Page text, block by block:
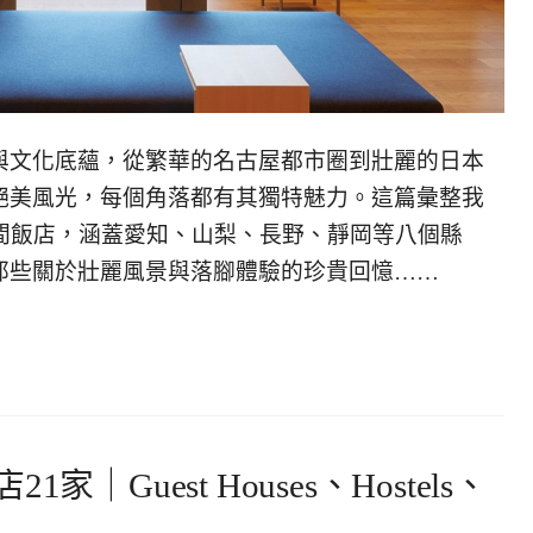
化底蘊，從繁華的名古屋都市圈到壯麗的日本
風光，每個角落都有其獨特魅力。這篇彙整我
店，涵蓋愛知、山梨、長野、靜岡等八個縣
些關於壯麗風景與落腳體驗的珍貴回憶……
家｜Guest Houses、Hostels、